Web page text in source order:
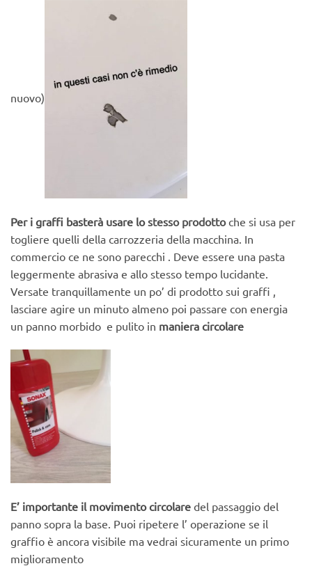
nuovo)
Per i graffi basterà usare lostesso prodottoche si usa per
togliere quelli della carrozzeria della macchina. In
commercio ce ne sono parecchi . Deve essere una pasta
leggermente abrasiva e allo stesso tempo lucidante.
Versate tranquillamente un po’ di prodotto sui graffi ,
lasciare agire un minuto almeno poi passare con energia
un panno morbido e pulito in maniera circolare
E’ importante il movimento circolare del passaggio del
panno sopra la base. Puoi ripetere l’ operazione se il
graffio è ancora visibile ma vedrai sicuramente un primo
miglioramento